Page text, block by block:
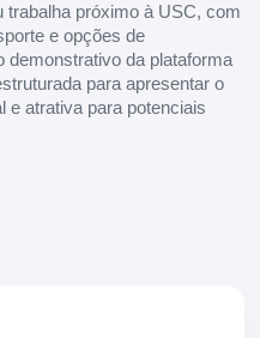
trabalha próximo à USC, com
e opções de
demonstrativo da plataforma
para apresentar o
e atrativa para potenciais